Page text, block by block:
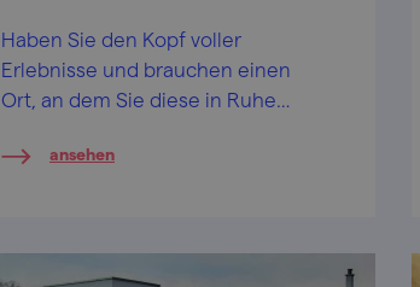
Haben Sie den Kopf voller
Erlebnisse und brauchen einen
Ort, an dem Sie diese in Ruhe
wir einen Tipp für den perfekten
ansehen